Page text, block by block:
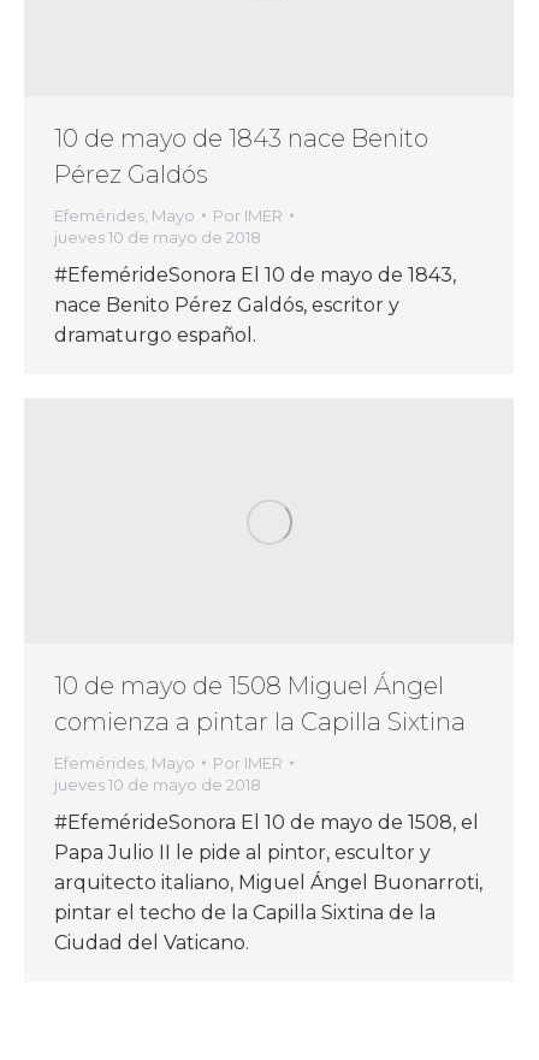
10 de mayo de 1843 nace Benito
Pérez Galdós
Efemérides Mayo Por IMER
jueves 10 de mayo de 2018
#EfemérideSonora El 10 de mayo de 1843,
nace Benito Pérez Galdós, escritor y
dramaturgo español.
10 de mayo de 1508 Miguel Ángel
comienza a pintar la Capilla Sixtina
Efemérides Mayo Por IMER
jueves 10 de mayo de 2018
#EfemérideSonora El 10 de mayo de 1508, el
Papa Julio II le pide al pintor, escultor y
arquitecto italiano, Miguel Ángel Buonarroti,
pintar el techo de la Capilla Sixtina de la
Ciudad del Vaticano.